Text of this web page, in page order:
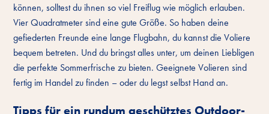
können, solltest du ihnen so viel Freiflug wie möglich erlauben.
Vier Quadratmeter sind eine gute Größe. So haben deine
gefiederten Freunde eine lange Flugbahn, du kannst die Voliere
bequem betreten. Und du bringst alles unter, um deinen Liebligen
die perfekte Sommerfrische zu bieten. Geeignete Volieren sind
fertig im Handel zu finden – oder du legst selbst Hand an.
Tipps für ein rundum geschütztes Outdoor-